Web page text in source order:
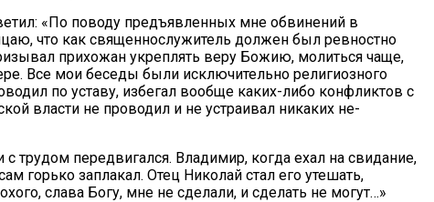
«По поводу предъявленных мне обвинений в
что как свя­щеннослужитель должен был ревностно
прихожан укреплять веру Божию, молиться чаще,
Все мои беседы были исключительно религиозного
по уставу, избегал вооб­ще каких-либо конфликтов с
власти не проводил и не устраивал никаких не­
передвигался. Владимир, когда ехал на свидание,
горько заплакал. Отец Николай стал его утешать,
слава Богу, мне не сделали, и сделать не могут…»